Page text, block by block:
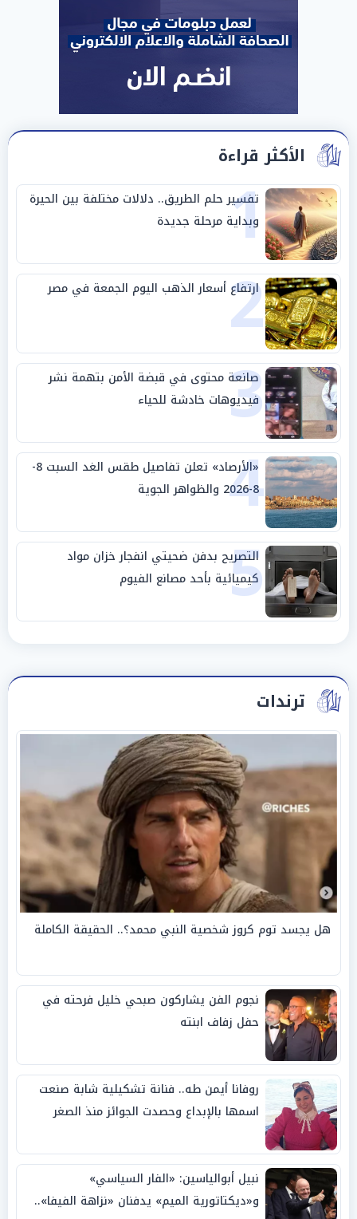
الأكثر قراءة
1
تفسير حلم الطريق.. دلالات مختلفة بين الحيرة
وبداية مرحلة جديدة
2
ارتفاع أسعار الذهب اليوم الجمعة في مصر
3
صانعة محتوى في قبضة الأمن بتهمة نشر
فيديوهات خادشة للحياء
4
«الأرصاد» تعلن تفاصيل طقس الغد السبت 8-
8-2026 والظواهر الجوية
5
التصريح بدفن ضحيتي انفجار خزان مواد
كيميائية بأحد مصانع الفيوم
ترندات
هل يجسد توم كروز شخصية النبي محمد؟.. الحقيقة الكاملة
نجوم الفن يشاركون صبحي خليل فرحته في
حفل زفاف ابنته
روفانا أيمن طه.. فنانة تشكيلية شابة صنعت
اسمها بالإبداع وحصدت الجوائز منذ الصغر
نبيل أبوالياسين: «الفار السياسي»
و«ديكتاتورية الميم» يدفنان «نزاهة الفيفا»..